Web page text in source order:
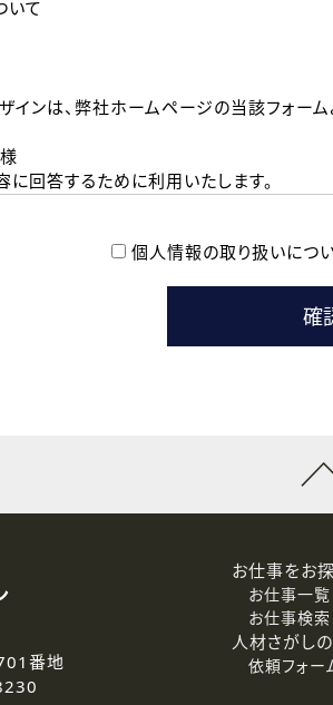
いて
インは、弊社ホームページの当該フォ
答するために利用いたします。
よび本登録時の参考情報として利用い
話・Ｅメールのいずれかの方法といたし
託
の評価基準を満たした委託先に、個人情
いて
の開示等（利用目的の通知、開示、訂正
個人情報の取り扱いについ
番地
お仕事をお
お仕事一覧
お仕事検索
人材さがし
依頼フォー